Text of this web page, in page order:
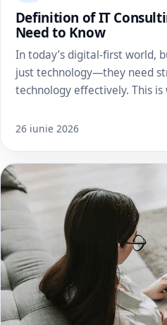
Definition of IT
Need to Know
In today’s digital-first world,
just technology—they need
technology effectively. This
26 iunie 2026